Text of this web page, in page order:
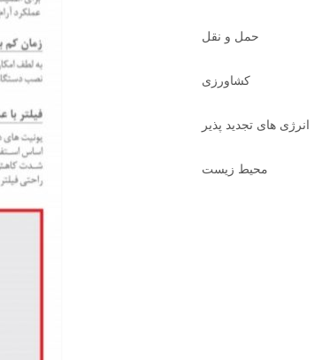
حمل و نقل
کشاورزی
انرژی های تجدید پذیر
محیط زیست